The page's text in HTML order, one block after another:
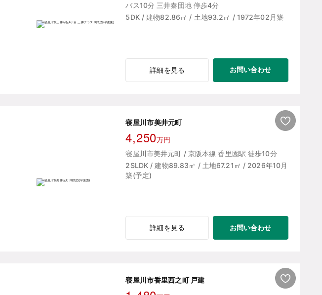
バス10分 三井秦団地 停歩4分
5DK / 建物82.86㎡ / 土地93.2㎡ / 1972年02月築
詳細を見る お問い合わせ
寝屋川市美井元町
4,250万円
寝屋川市美井元町 / 京阪本線 香里園駅 徒歩10分
2SLDK / 建物89.83㎡ / 土地67.21㎡ / 2026年10月
築(予定)
詳細を見る お問い合わせ
寝屋川市香里西之町 戸建